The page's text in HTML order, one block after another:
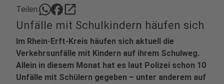
Teilen: open_in_new
Unfälle mit Schulkindern häufen sich
Im Rhein-Erft-Kreis häufen sich aktuell die
Verkehrsunfälle mit Kindern auf ihrem Schulweg.
Allein in diesem Monat hat es laut Polizei schon 10
Unfälle mit Schülern gegeben – unter anderem auf